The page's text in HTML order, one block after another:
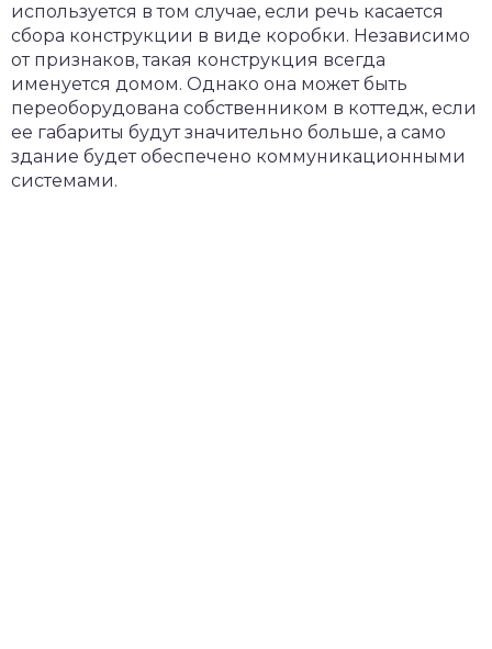
используется в том случае, если речь касается
сбора конструкции в виде коробки. Независимо
от признаков, такая конструкция всегда
именуется домом. Однако она может быть
переоборудована собственником в коттедж, если
ее габариты будут значительно больше, а само
здание будет обеспечено коммуникационными
системами.